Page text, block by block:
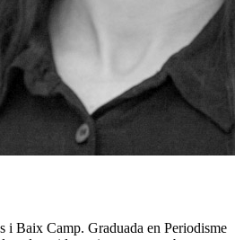
i Baix Camp. Graduada en Periodisme